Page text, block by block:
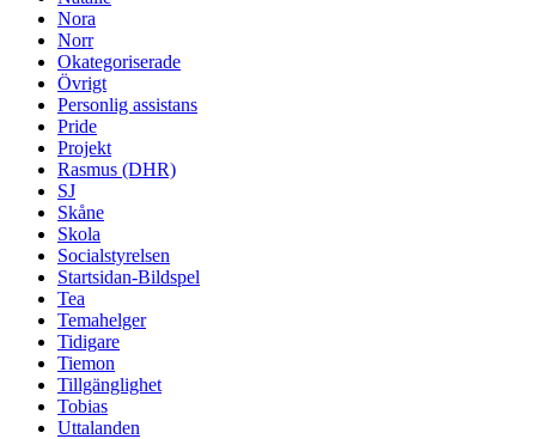
Nora
Norr
Okategoriserade
Övrigt
Personlig assistans
Pride
Projekt
Rasmus (DHR)
SJ
Skåne
Skola
Socialstyrelsen
Startsidan-Bildspel
Tea
Temahelger
Tidigare
Tiemon
Tillgänglighet
Tobias
Uttalanden